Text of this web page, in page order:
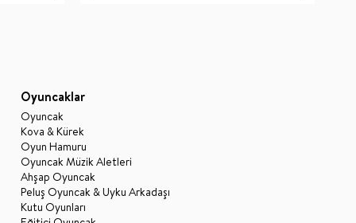
Oyuncaklar
Oyuncak
Kova & Kürek
Oyun Hamuru
Oyuncak Müzik Aletleri
Ahşap Oyuncak
Peluş Oyuncak & Uyku Arkadaşı
Kutu Oyunları